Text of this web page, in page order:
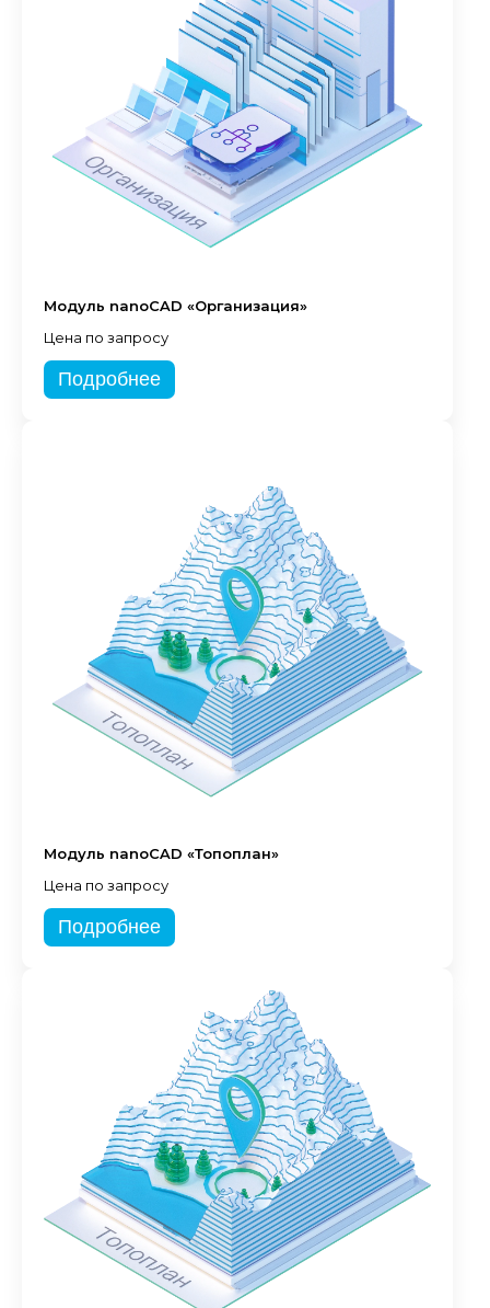
Модуль nanoCAD «Организация»
Цена по запросу
Подробнее
Модуль nanoCAD «Топоплан»
Цена по запросу
Подробнее